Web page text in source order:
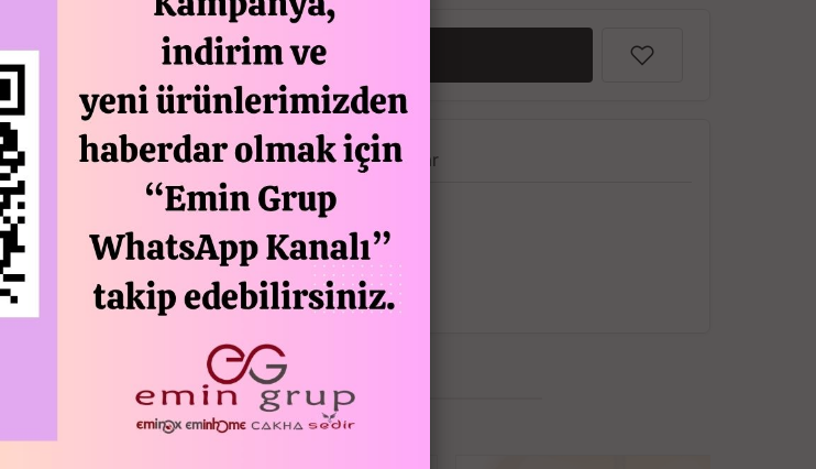
SEPETTE EKLE
Açıklama Yorumlar
Çap:6 cm
Yükseklik: 14 cm
Seramik sıvı sabunluk.
Farklı renkleri mevcuttur.
İLGILI ÜRÜNLER